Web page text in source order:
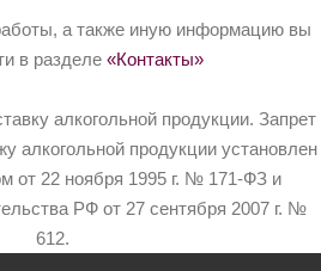
а также иную информацию вы
в разделе «Контакты»
алкогольной продукции. Запрет
алкогольной продукции установлен
от 22 ноября 1995 г. № 171-ФЗ и
РФ от 27 сентября 2007 г. №
612.